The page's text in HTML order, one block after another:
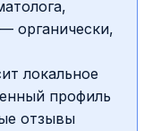
органически,
локальное
профиль
отзывы